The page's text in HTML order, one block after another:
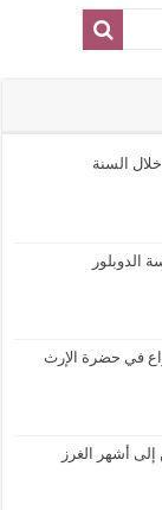
في حضرة الإرث
إلى أشهر الغرز